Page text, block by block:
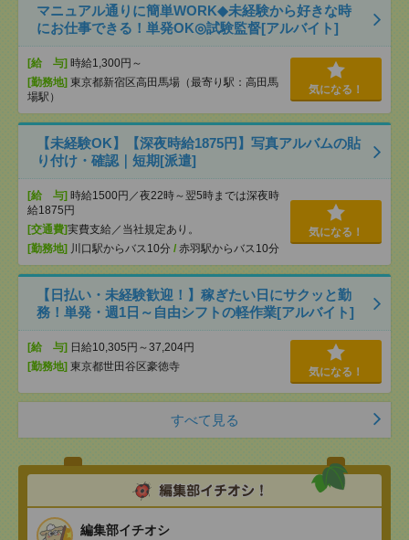
マニュアル通りに簡単WORK◆未経験から好きな時
にお仕事できる！単発OK◎試験監督[アルバイト]
[給 与] 時給1,300円～
[勤務地] 東京都新宿区高田馬場（最寄り駅：高田馬
場駅）
気になる！
【未経験OK】【深夜時給1875円】写真アルバムの貼
り付け・確認｜短期[派遣]
[給 与] 時給1500円／夜22時～翌5時までは深夜時
給1875円
[交通費]実費支給／当社規定あり。
[勤務地] 川口駅からバス10分 / 赤羽駅からバス10分
気になる！
【日払い・未経験歓迎！】稼ぎたい日にサクッと勤
務！単発・週1日～自由シフトの軽作業[アルバイト]
[給 与] 日給10,305円～37,204円
[勤務地] 東京都世田谷区豪徳寺 気になる！
すべて見る
編集部イチオシ